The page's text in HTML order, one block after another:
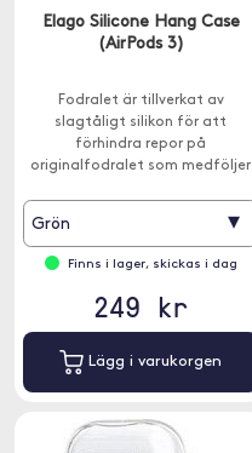
Elago Silicone Hang Case
(AirPods 3)
Fodralet är tillverkat av
slagtåligt silikon för att
förhindra repor på
originalfodralet som medföljer
Grön ▾
Finns i lager, skickas i dag
249 kr
Lägg i varukorgen